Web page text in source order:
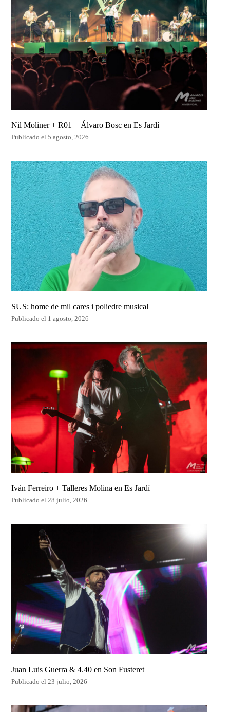
Nil Moliner + R01 + Álvaro Bosc en Es Jardí
Publicado el 5 agosto, 2026
SUS: home de mil cares i poliedre musical
Publicado el 1 agosto, 2026
Iván Ferreiro + Talleres Molina en Es Jardí
Publicado el 28 julio, 2026
Juan Luis Guerra & 4.40 en Son Fusteret
Publicado el 23 julio, 2026